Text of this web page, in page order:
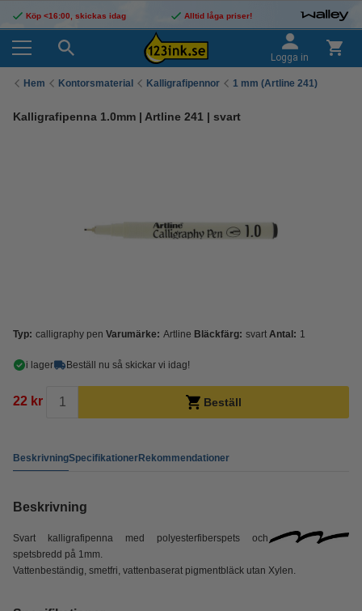
Köp <16:00, skickas idag Alltid låga priser!
Logga in
Hem Kontorsmaterial Kalligrafipennor 1 mm (Artline 241)
Kalligrafipenna 1.0mm | Artline 241 | svart
Typ: calligraphy pen Varumärke: Artline Bläckfärg: svart Antal: 1
i lager Beställ nu så skickar vi idag!
22 kr Beställ
BeskrivningSpecifikationerRekommendationer
Beskrivning
Svart kalligrafipenna med polyesterfiberspets och
spetsbredd på 1mm.
Vattenbeständig, smetfri, vattenbaserat pigmentbläck utan Xylen.